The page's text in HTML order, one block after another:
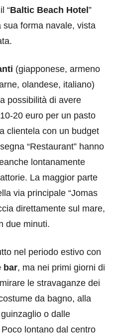
“Baltic Beach Hotel”
forma navale, vista
(giapponese, armeno
olandese, italiano)
possibilità di avere
20 euro per un pasto
clientela con un budget
“Restaurant” hanno
lontanamente
La maggior parte
via principale “Jomas
direttamente sul mare,
due minuti.
nel periodo estivo con
bar, ma nei primi giorni di
le stravaganze dei
da bagno, alla
o dalle
lontano dal centro